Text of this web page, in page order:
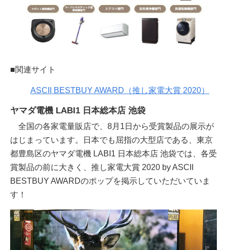
■関連サイト
ASCII BESTBUY AWARD（推し家電大賞 2020）
ヤマダ電機 LABI1 日本総本店 池袋
全国の各家電量販店で、8月1日から受賞製品の展示が
はじまっています。日本でも屈指の大型店である、東京
都豊島区のヤマダ電機 LABI1 日本総本店 池袋では、各受
賞製品の前に大きく、推し家電大賞 2020 by ASCII
BESTBUY AWARDのポップを掲示していただいていま
す！